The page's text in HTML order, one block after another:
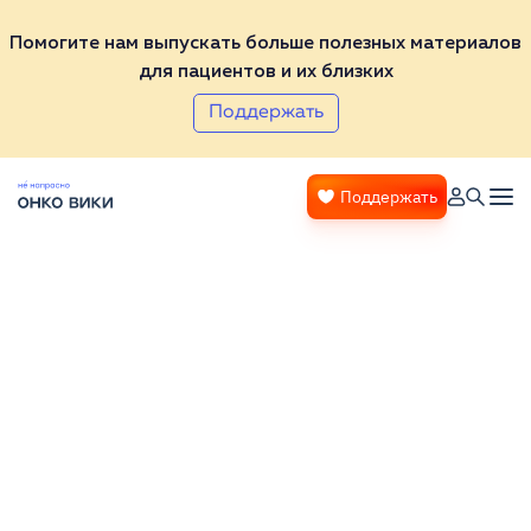
Помогите нам выпускать больше полезных материалов
для пациентов и их близких
Поддержать
Поддержать